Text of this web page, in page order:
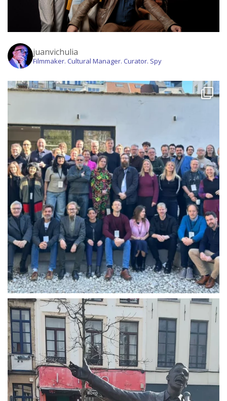
juanvichulia
Filmmaker. Cultural Manager. Curator. Spy